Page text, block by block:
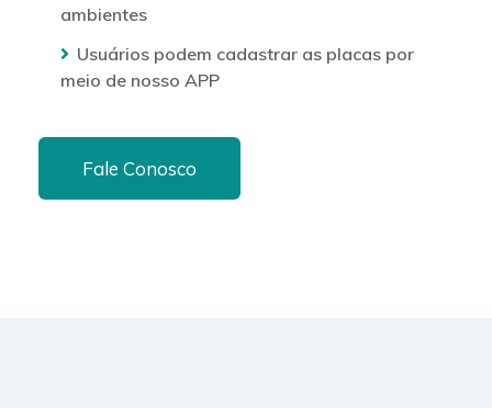
ambientes
Usuários podem cadastrar as placas por
meio de nosso APP
Fale Conosco